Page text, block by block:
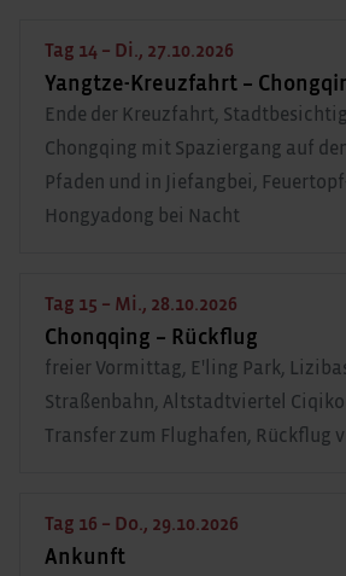
Tag 14 – Di., 27.10.2026
Yangtze-Kreuzfahrt –
Ende der Kreuzfahrt,
Chongqing mit Spaziergang auf
Pfaden und in Jiefangbei,
Hongyadong bei Nacht
Tag 15 – Mi., 28.10.2026
Chonqqing – Rückflug
freier Vormittag, E'ling Park,
Straßenbahn, Altstadtviertel
Transfer zum Flughafen, Rückflug
Tag 16 – Do., 29.10.2026
Ankunft